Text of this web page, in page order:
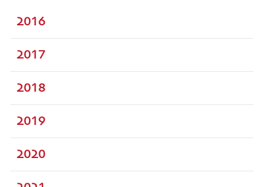
2016
2017
2018
2019
2020